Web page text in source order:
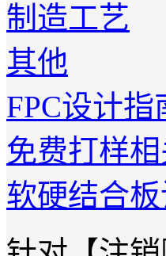
制造工艺
其他
FPC设计指
免费打样
软硬结合